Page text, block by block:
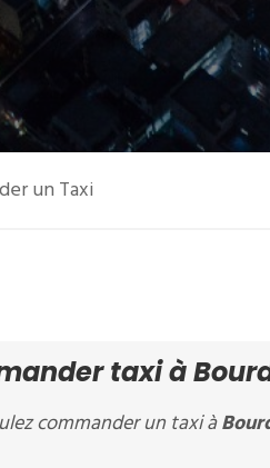
un Taxi
taxi à
commander un taxi à